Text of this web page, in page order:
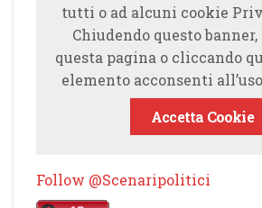
tutti o ad alcuni cookie
Chiudendo questo
questa pagina o cliccando
elemento acconsenti
Accetta Cookie
Follow @Scenaripolitici